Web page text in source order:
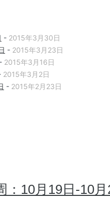
- 2015年3月30日
- 2015年3月23日
- 2015年3月16日
2015年3月2日
- 2015年2月23日
：10月19日-10月